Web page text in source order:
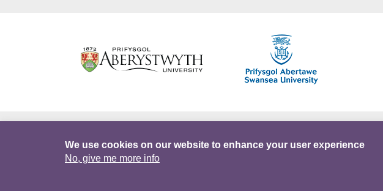
DataPortal Intranet
We use cookies on our website to enhance your user experience
No, give me more info